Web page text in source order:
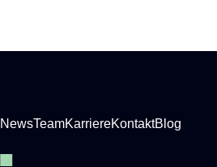
NewsTeamKarriereKontaktBlog